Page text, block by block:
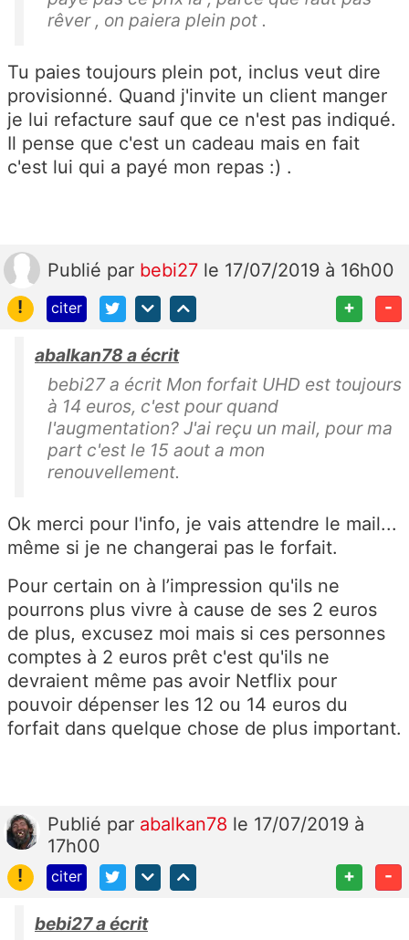
rêver , on paiera plein pot .
Tu paies toujours plein pot, inclus veut dire
provisionné. Quand j'invite un client manger
je lui refacture sauf que ce n'est pas indiqué.
Il pense que c'est un cadeau mais en fait
c'est lui qui a payé mon repas :) .
Publié par bebi27 le 17/07/2019 à 16h00
!
citer + -
abalkan78 a écrit
bebi27 a écrit Mon forfait UHD est toujours
à 14 euros, c'est pour quand
l'augmentation? J'ai reçu un mail, pour ma
part c'est le 15 aout a mon
renouvellement.
Ok merci pour l'info, je vais attendre le mail...
même si je ne changerai pas le forfait.
Pour certain on à l’impression qu'ils ne
pourrons plus vivre à cause de ses 2 euros
de plus, excusez moi mais si ces personnes
comptes à 2 euros prêt c'est qu'ils ne
devraient même pas avoir Netflix pour
pouvoir dépenser les 12 ou 14 euros du
forfait dans quelque chose de plus important.
Publié par abalkan78 le 17/07/2019 à
17h00
!
citer + -
bebi27 a écrit